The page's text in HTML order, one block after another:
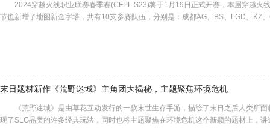
2024穿越火线职业联赛春季赛(CFPL S23)将于1月19日正式开赛，本届穿越火
节也新增了地图新金字塔，共有10支参赛队伍，分别是：成都AG、BS、LGD、KZ
末日题材新作《荒野迷城》主角团大揭秘，主题聚焦环境危机
《荒野迷城》是由草花互动发行的一款末世生存手游，描绘了末日之后人类所面
现了SLG品类的许多经典玩法，同时也将主题聚焦在环境危机这个新颖的题材上，